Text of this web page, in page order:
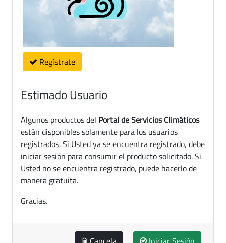
Regístrate
Estimado Usuario
Algunos productos del Portal de Servicios Climáticos
están disponibles solamente para los usuarios
registrados. Si Usted ya se encuentra registrado, debe
iniciar sesión para consumir el producto solicitado. Si
Usted no se encuentra registrado, puede hacerlo de
manera gratuita.
Gracias.